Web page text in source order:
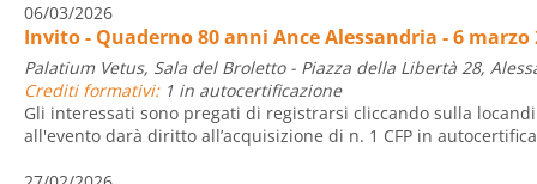
06/03/2026
Invito - Quaderno 80 anni Ance Alessandria - 6 marzo
Palatium Vetus, Sala del Broletto - Piazza della Libertà 28,
Crediti formativi:1 in autocertificazione
Gli interessati sono pregati di registrarsi cliccando sulla
all'evento darà diritto all’acquisizione di n. 1 CFP in